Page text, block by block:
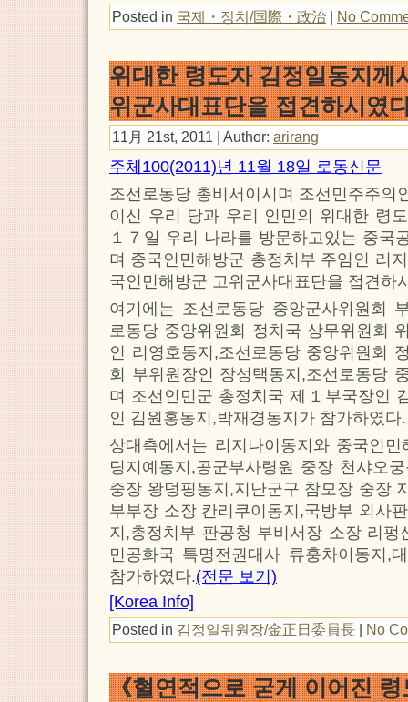
Posted in 국제・정치/国際・政治 No
위대한 령도자 김정일동지께
위군사대표단을 접견하시였
11月 21st, 2011 | Author: arirang
주체100(2011)년 11월 18일 로동신문
조선로동당 총비서이시며 조선민주주의
이신 우리 당과 우리 인민의 위대한 령
１７일 우리 나라를 방문하고있는 중국
며 중국인민해방군 총정치부 주임인 리
국인민해방군 고위군사대표단을 접견하
여기에는 조선로동당 중앙군사위원회
로동당 중앙위원회 정치국 상무위원회
인 리영호동지,조선로동당 중앙위원회
회 부위원장인 장성택동지,조선로동당
며 조선인민군 총정치국 제１부국장인
인 김원홍동지,박재경동지가 참가하였다.
상대측에서는 리지나이동지와 중국인
딩지예동지,공군부사령원 중장 천샤오
중장 왕덩핑동지,지난군구 참모장 중장
부부장 소장 칸리쿠이동지,국방부 외사
지,총정치부 판공청 부비서장 소장 리
민공화국 특명전권대사 류훙차이동지,
참가하였다.(전문 보기)
[Korea Info]
Posted in 김정일위원장/金正日委員長 | No
《혈연적으로 굳게 이어진